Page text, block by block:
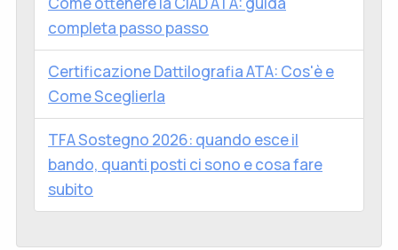
completa passo passo
Certificazione Dattilografia ATA: Cos'è e
Come Sceglierla
TFA Sostegno 2026: quando esce il
bando, quanti posti ci sono e cosa fare
subito